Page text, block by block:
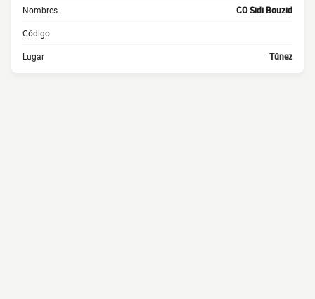
Nombres CO Sidi Bouzid
Código
Lugar Túnez